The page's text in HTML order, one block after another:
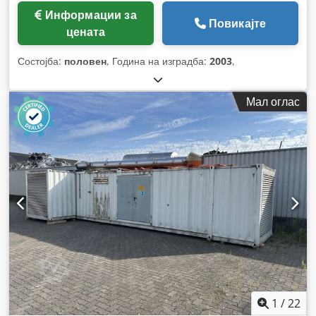
цената
Повикајте
Состојба: половен, Година на изградба: 2003,
Мал оглас
1 /22